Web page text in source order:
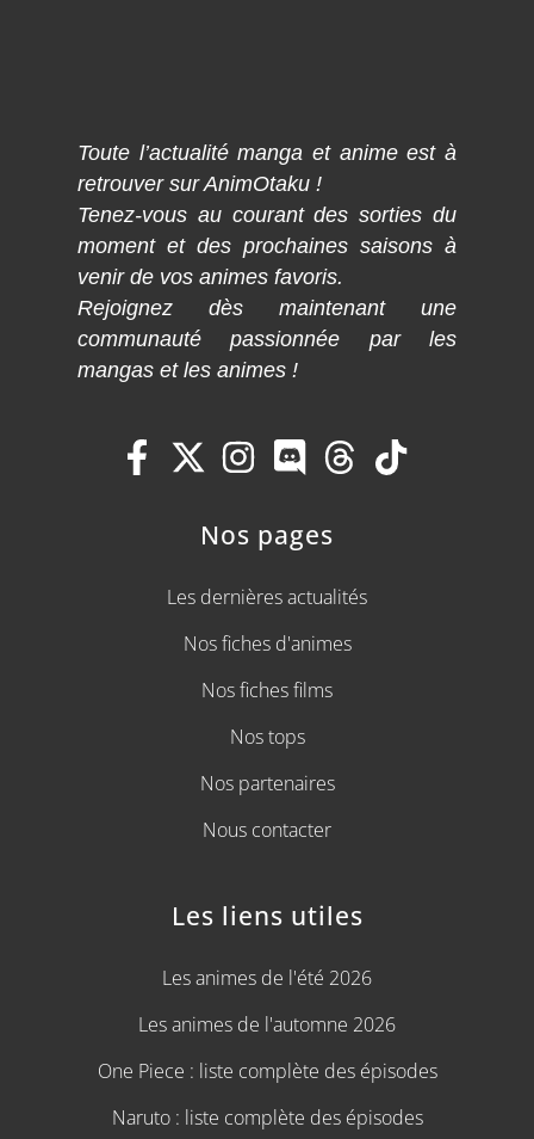
Toute l’actualité manga et anime est à
retrouver sur AnimOtaku !
Tenez-vous au courant des sorties du
moment et des prochaines saisons à
venir de vos animes favoris.
Rejoignez dès maintenant une
communauté passionnée par les
mangas et les animes !
Nos pages
Les dernières actualités
Nos fiches d'animes
Nos fiches films
Nos tops
Nos partenaires
Nous contacter
Les liens utiles
Les animes de l'été 2026
Les animes de l'automne 2026
One Piece : liste complète des épisodes
Naruto : liste complète des épisodes